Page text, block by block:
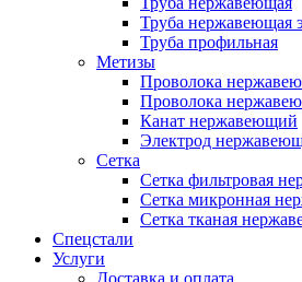
Труба нержавеющая
Труба профильная
Метизы
Проволока
Проволока
Канат нержавеющий
Электрод
Сетка
Сетка фильтровая
Сетка микронная
Сетка тканая
Спецстали
Услуги
Доставка и оплата